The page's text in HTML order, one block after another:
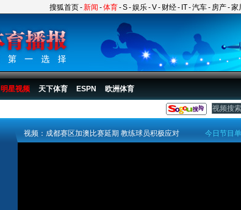
搜狐首页-新闻 -体育-S-娱乐-V- 财经- IT-汽车- 房产-家
明星视频 天下体育 ESPN 欧洲体育
今日节目单
视频：成都赛区加澳比赛延期 教练球员积极应对